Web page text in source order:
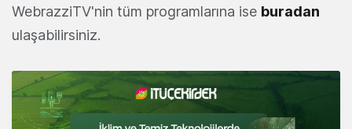
WebrazziTV'nin tüm programlarına ise buradan
ulaşabilirsiniz.